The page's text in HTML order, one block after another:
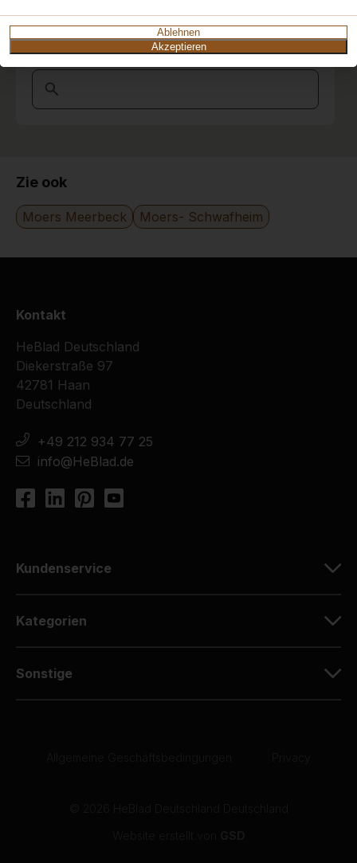
Ablehnen
Akzeptieren
Ort oder Postleitzahl suchen
Zie ook
Moers Meerbeck Moers- Schwafheim
Kontakt
HeBlad Deutschland
Diekerstraße 97
42781 Haan
Deutschland
+49 212 934 77 25
info@HeBlad.de
Kundenservice
Kategorien
Sonstige